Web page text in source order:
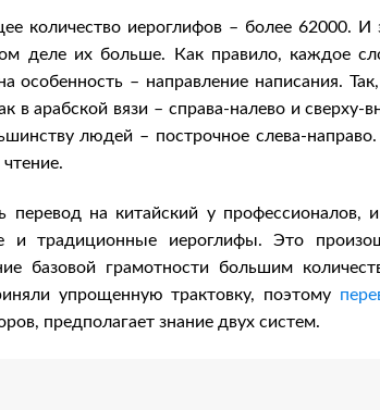
количество иероглифов – более 62000. И
деле их больше. Как правило, каждое
особенность – направление написания.
в арабской вязи – справа-налево и сверху-
людей – построчное слева-
перевод на китайский у профессионалов,
и традиционные иероглифы. Это
базовой грамотности большим
упрощенную трактовку, поэтому
предполагает знание двух систем.